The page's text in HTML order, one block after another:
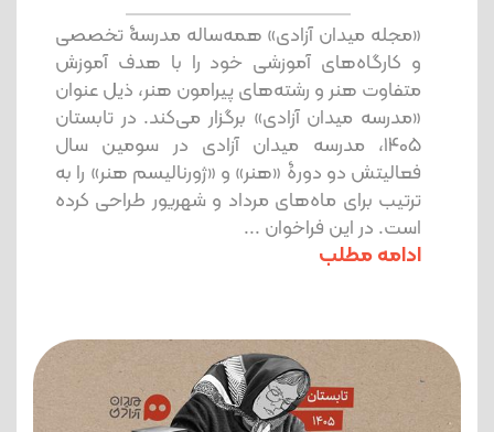
«مجله میدان آزادی» همه‌ساله مدرسۀ تخصصی
و کارگاه‌های آموزشی خود را با هدف آموزش
متفاوت هنر و رشته‌های پیرامون هنر، ذیل عنوان
«مدرسه میدان آزادی» برگزار می‌کند. در تابستان
1405، مدرسه میدان آزادی در سومین سال
فعالیتش دو دورۀ «هنر» و «ژورنالیسم هنر» را به
ترتیب برای ماه‌های مرداد و شهریور طراحی کرده
است. در این فراخوان ...
ادامه مطلب